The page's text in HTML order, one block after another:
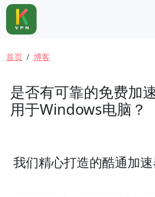
跳转到主要内容
面包屑
首页 博客
是否有可靠的免费加
用于Windows电脑？
我们精心打造的酷通加